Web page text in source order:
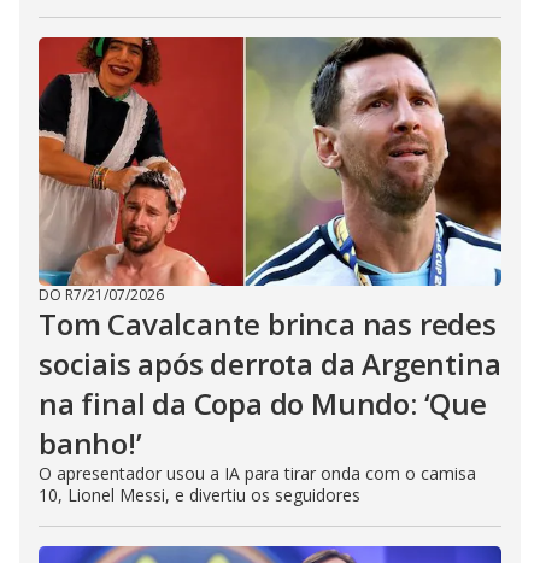
DO R7/21/07/2026
Tom Cavalcante brinca nas redes
sociais após derrota da Argentina
na final da Copa do Mundo: ‘Que
banho!’
O apresentador usou a IA para tirar onda com o camisa
10, Lionel Messi, e divertiu os seguidores